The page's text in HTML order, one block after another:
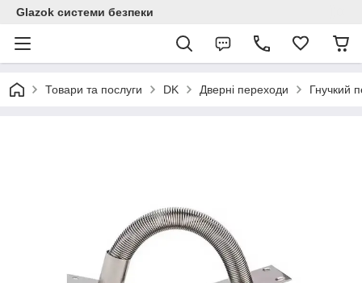
Glazok системи безпеки
Товари та послуги DK Дверні переходи Гнучкий